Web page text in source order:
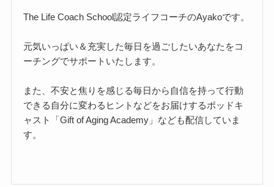
The Life Coach School認定ライフコーチのAyakoです。
元気いっぱい＆充実した毎日を過ごしたいあなたをコ
ーチングでサポートいたします。
また、不安と焦りを感じる毎日から自信を持って行動
できる自分に変わるヒントなどをお届けするポッドキ
ャスト「Gift of Aging Academy」なども配信していま
す。